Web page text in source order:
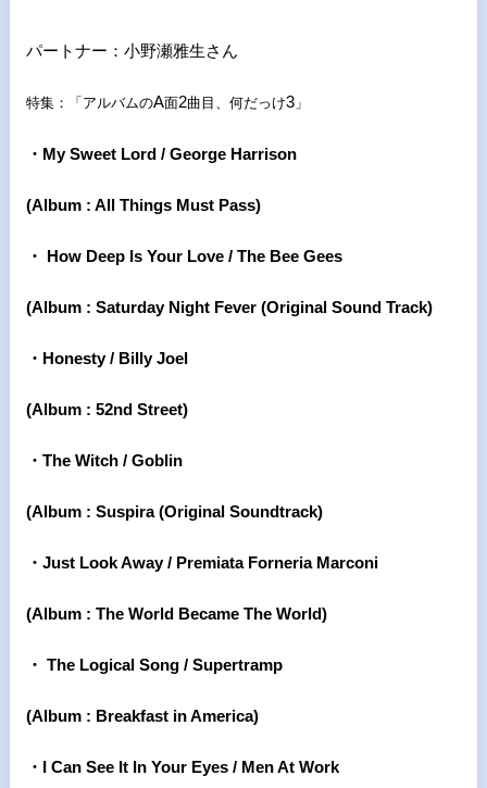
パートナー：小野瀬雅生さん
特集：「アルバムのA面2曲目、何だっけ3」
・My Sweet Lord / George Harrison
(Album : All Things Must Pass)
・ How Deep Is Your Love / The Bee Gees
(Album : Saturday Night Fever (Original Sound Track)
・Honesty / Billy Joel
(Album : 52nd Street)
・The Witch / Goblin
(Album : Suspira (Original Soundtrack)
・Just Look Away / Premiata Forneria Marconi
(Album : The World Became The World)
・ The Logical Song / Supertramp
(Album : Breakfast in America)
・I Can See It In Your Eyes / Men At Work